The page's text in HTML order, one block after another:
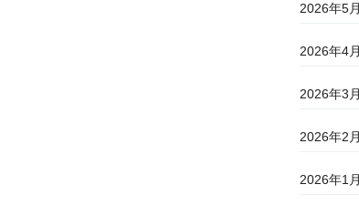
2026年5月
2026年4月
2026年3月
2026年2月
2026年1月